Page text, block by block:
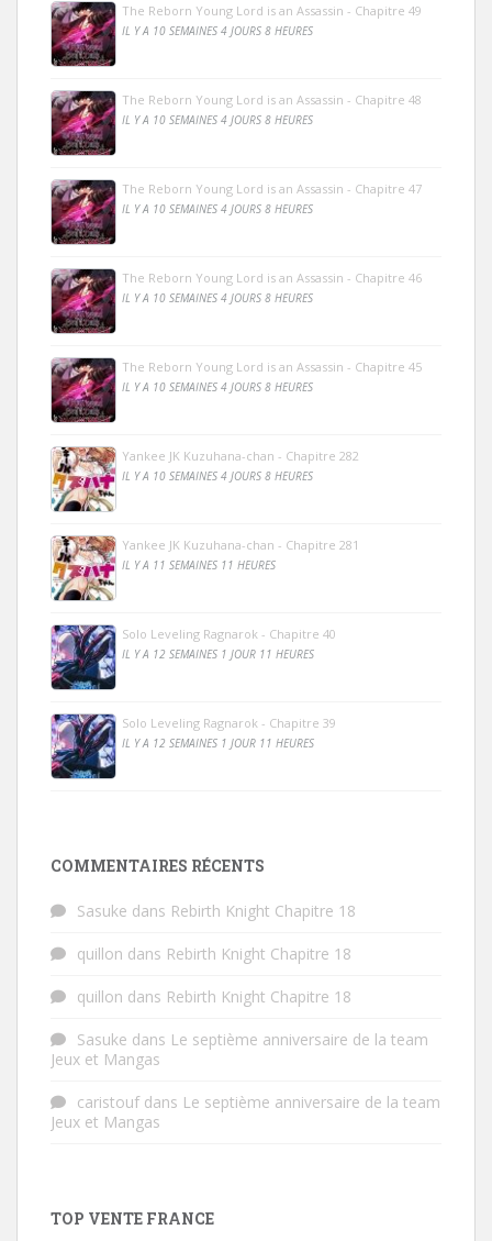
The Reborn Young Lord is an Assassin - Chapitre 49
IL Y A 10 SEMAINES 4 JOURS 8 HEURES
The Reborn Young Lord is an Assassin - Chapitre 48
IL Y A 10 SEMAINES 4 JOURS 8 HEURES
The Reborn Young Lord is an Assassin - Chapitre 47
IL Y A 10 SEMAINES 4 JOURS 8 HEURES
The Reborn Young Lord is an Assassin - Chapitre 46
IL Y A 10 SEMAINES 4 JOURS 8 HEURES
The Reborn Young Lord is an Assassin - Chapitre 45
IL Y A 10 SEMAINES 4 JOURS 8 HEURES
Yankee JK Kuzuhana-chan - Chapitre 282
IL Y A 10 SEMAINES 4 JOURS 8 HEURES
Yankee JK Kuzuhana-chan - Chapitre 281
IL Y A 11 SEMAINES 11 HEURES
Solo Leveling Ragnarok - Chapitre 40
IL Y A 12 SEMAINES 1 JOUR 11 HEURES
Solo Leveling Ragnarok - Chapitre 39
IL Y A 12 SEMAINES 1 JOUR 11 HEURES
COMMENTAIRES RÉCENTS
Sasuke dans Rebirth Knight Chapitre 18
quillon dans Rebirth Knight Chapitre 18
quillon dans Rebirth Knight Chapitre 18
Sasuke dans Le septième anniversaire de la team
Jeux et Mangas
caristoufdans Le septième anniversaire de la team
Jeux et Mangas
TOP VENTE FRANCE